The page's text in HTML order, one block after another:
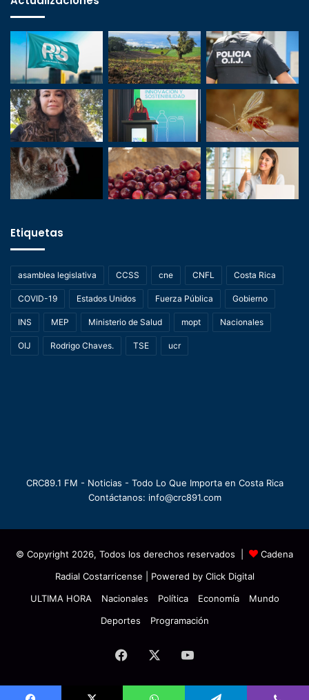
Etiquetas
asamblea legislativa CCSS cne CNFL Costa Rica
COVID-19 Estados Unidos Fuerza Pública Gobierno
INS MEP Ministerio de Salud mopt Nacionales
OIJ Rodrigo Chaves. TSE ucr
CRC89.1 FM - Noticias - Todo Lo Que Importa en Costa Rica
Contáctanos: info@crc891.com
© Copyright 2026, Todos los derechos reservados |
Cadena
Radial Costarricense | Powered by Click Digital
ULTIMA HORA
Nacionales Política Economía
Mundo
Deportes
Programación
Facebook YouTube